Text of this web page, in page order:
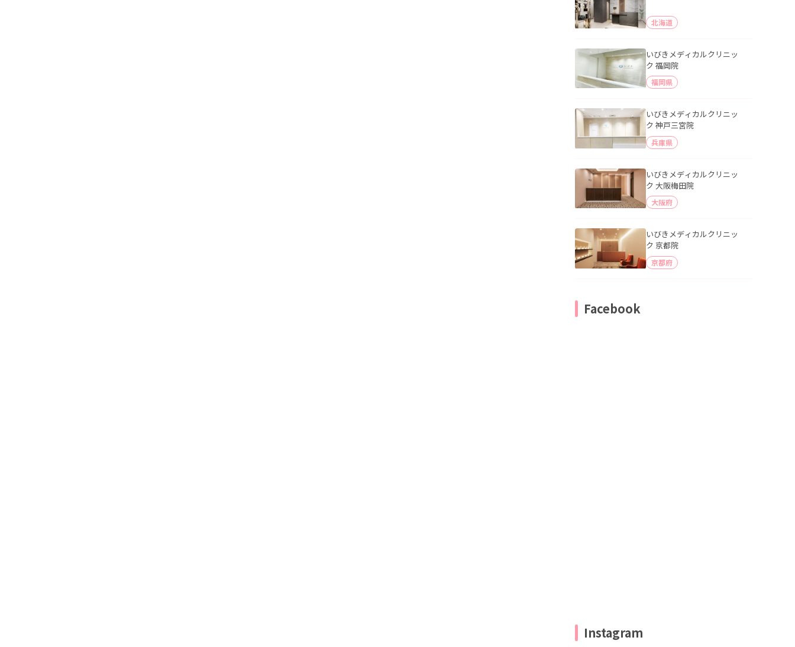
北海道
いびきメディカルクリニッ
ク 福岡院
福岡県
いびきメディカルクリニッ
ク 神戸三宮院
兵庫県
いびきメディカルクリニッ
ク 大阪梅田院
大阪府
いびきメディカルクリニッ
ク 京都院
京都府
Facebook
Instagram